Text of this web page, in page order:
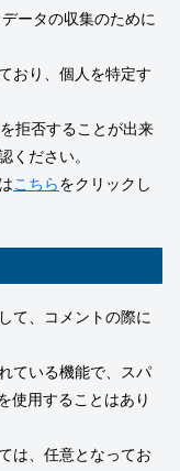
ータの収集のために
おり、個人を特定す
拒否することが出来
ください。
こちらをクリックし
て、コメントの際に
ている機能で、スパ
使用することはあり
は、任意となってお